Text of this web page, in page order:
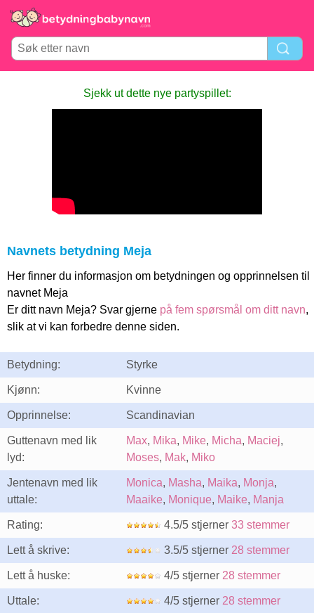
Sjekk ut dette nye partyspillet:
Navnets betydning Meja
Her finner du informasjon om betydningen og opprinnelsen til
navnet Meja
Er ditt navn Meja? Svar gjerne på fem spørsmål om ditt navn,
slik at vi kan forbedre denne siden.
Betydning: Styrke
Kjønn: Kvinne
Opprinnelse: Scandinavian
Guttenavn med lik
lyd:
Max, Mika, Mike, Micha, Maciej,
Moses, Mak, Miko
Jentenavn med lik
uttale:
Monica, Masha, Maika, Monja,
Maaike, Monique, Maike, Manja
Rating: 4.5/5 stjerner 33 stemmer
Lett å skrive: 3.5/5 stjerner 28 stemmer
Lett å huske: 4/5 stjerner 28 stemmer
Uttale: 4/5 stjerner 28 stemmer